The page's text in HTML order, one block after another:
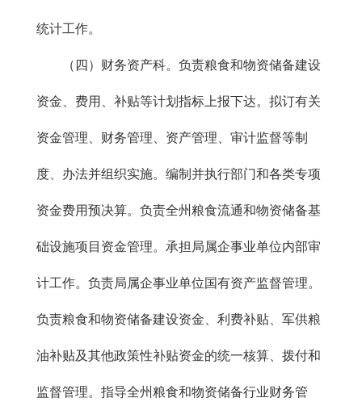
统计工作。
（四）财务资产科。负责粮食和物资储备建设
资金、费用、补贴等计划指标上报下达。拟订有关
资金管理、财务管理、资产管理、审计监督等制
度、办法并组织实施。编制并执行部门和各类专项
资金费用预决算。负责全州粮食流通和物资储备基
础设施项目资金管理。承担局属企事业单位内部审
计工作。负责局属企事业单位国有资产监督管理。
负责粮食和物资储备建设资金、利费补贴、军供粮
油补贴及其他政策性补贴资金的统一核算、拨付和
监督管理。指导全州粮食和物资储备行业财务管